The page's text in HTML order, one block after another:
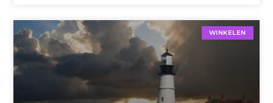
WINKELEN